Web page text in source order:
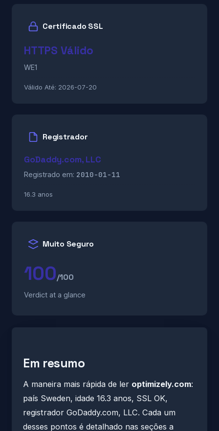
Certificado SSL
HTTPS Válido
WE1
Válido Até: 2026-07-20
Registrador
GoDaddy.com, LLC
Registrado em: 2010-01-11
16.3 anos
Muito Seguro
100/100
Verdict at a glance
Em resumo
A maneira mais rápida de ler optimizely.com:
país Sweden, idade 16.3 anos, SSL OK,
registrador GoDaddy.com, LLC. Cada um
desses pontos é detalhado nas seções a